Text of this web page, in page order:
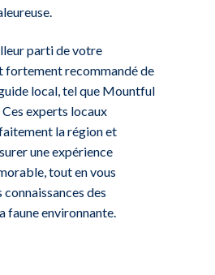
parti de votre
fortement recommandé de
local, tel que Mountful
experts locaux
la région et
une expérience
tout en vous
des
faune environnante.